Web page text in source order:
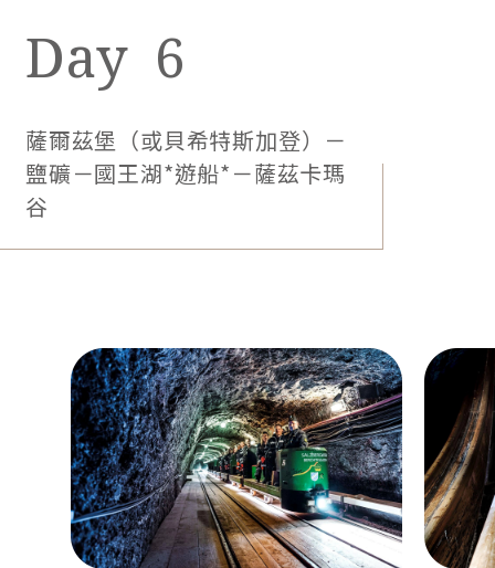
深度悠遊布拉格、維也納、薩爾茲堡和庫倫洛夫，特
別安排專業導遊，帶您探索當地不為人知的故事，每
充滿知識與驚喜。
6
薩爾茲堡（或貝希特斯加登）－
鹽礦－國王湖*遊船*－薩茲卡瑪
谷